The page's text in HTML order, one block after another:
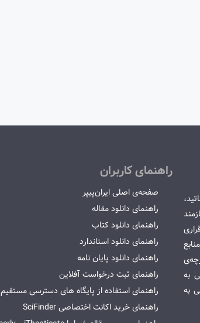
به
به
راهنمای کاربران
صفحه‌ی اصلی ایران‌پیپر
راهنمای دانلود مقاله
راهنمای دانلود کتاب
راهنمای دانلود استاندارد
راهنمای دانلود پایان نامه
راهنمای ثبت درخواست آفلاین
راهنمای استفاده از پایگاه های دسترسی مستقیم
راهنمای خرید اکانت اختصاصی SciFinder